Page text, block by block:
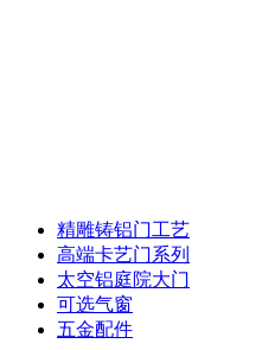
精雕铸铝门工艺
高端卡艺门系列
太空铝庭院大门
可选气窗
五金配件